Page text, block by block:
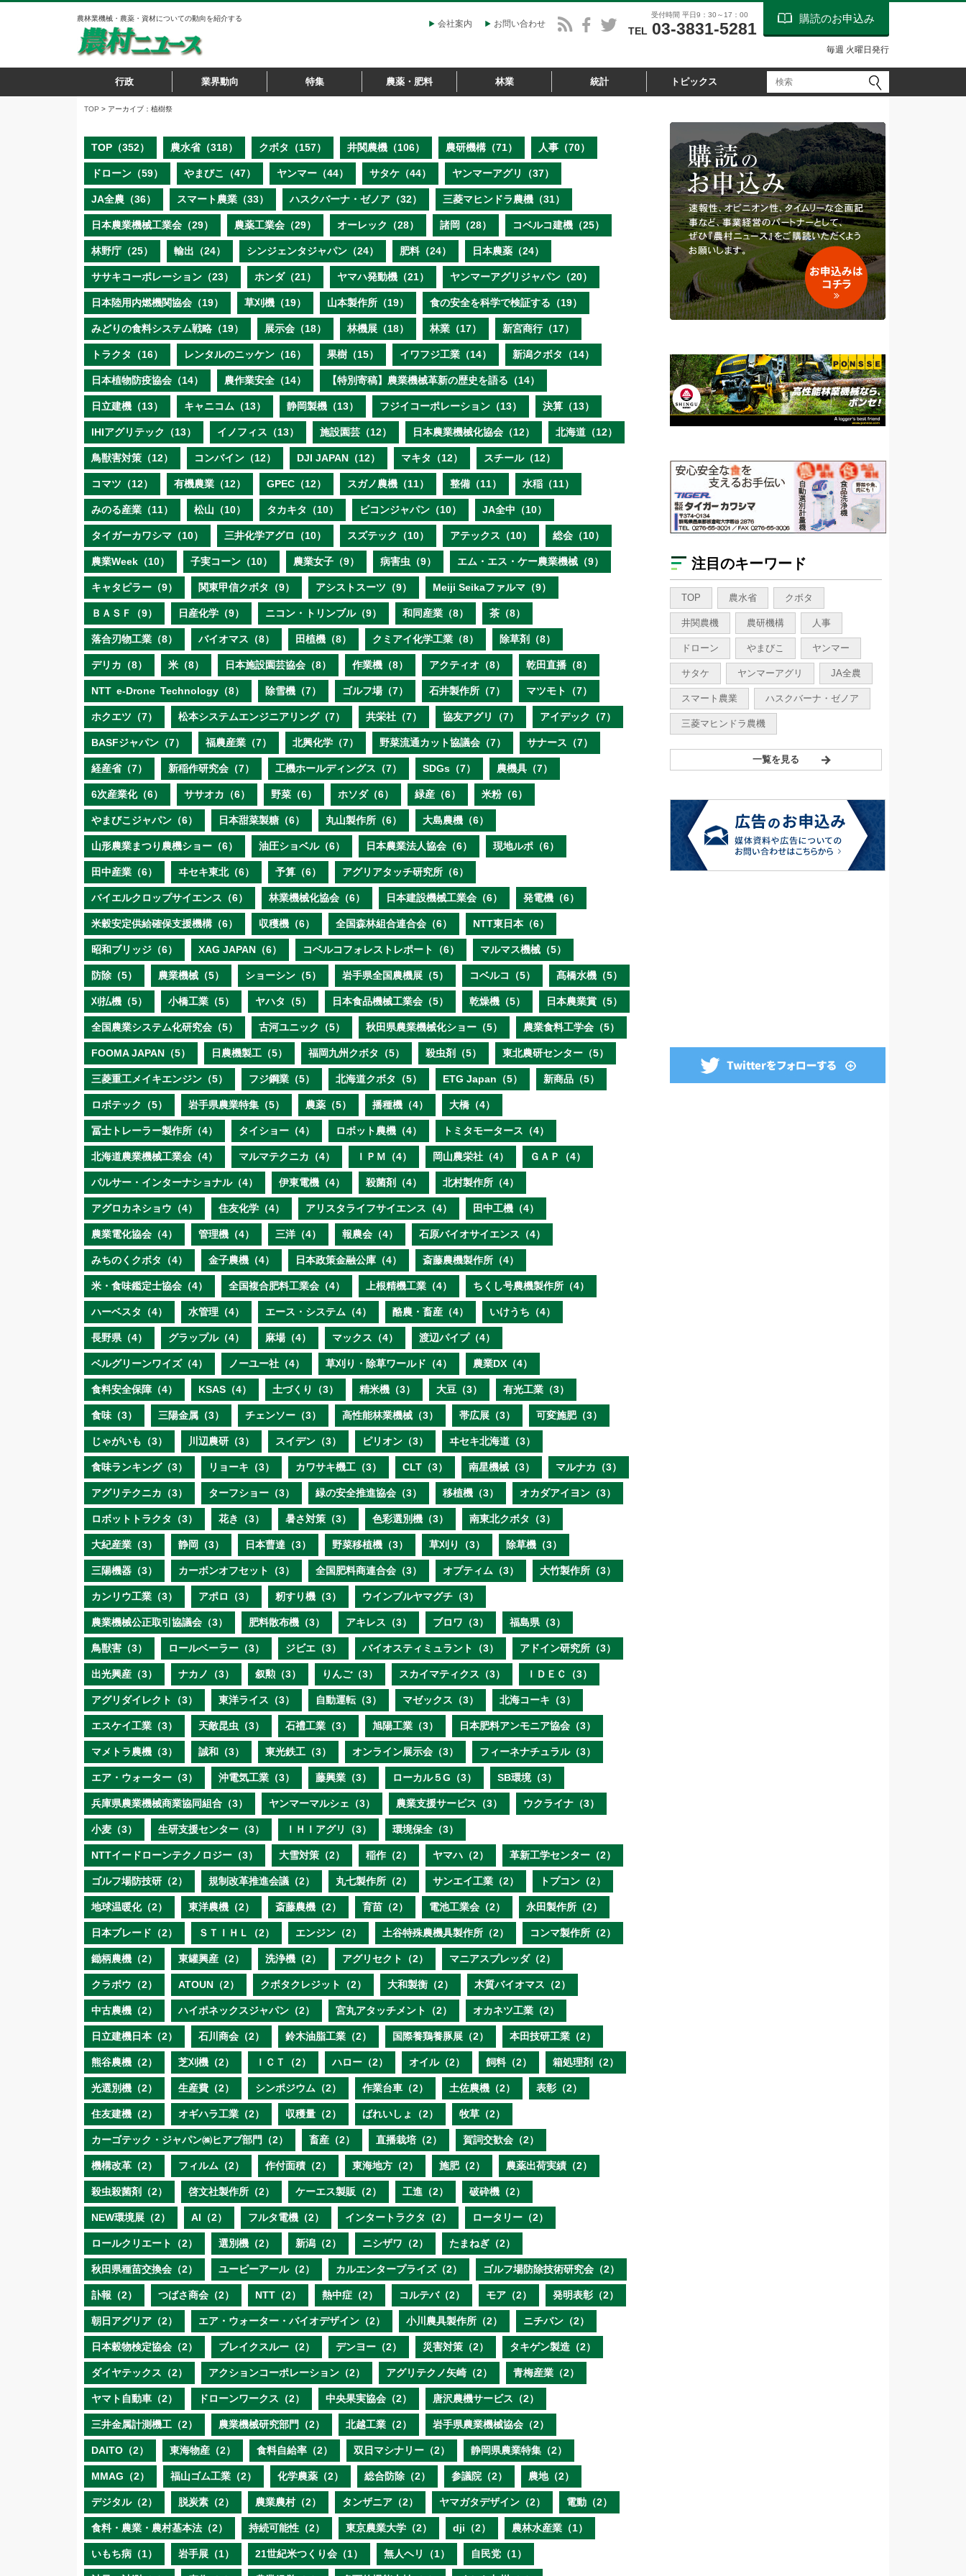
農林業機械・農薬・資材についての動向を紹介する
会社案内 お問い合わせ
受付時間 平日9：30～17：00
TEL 03-3831-5281
購読のお申込み
毎週 火曜日発行
行政 業界動向 特集 農薬・肥料 林業 統計 トピックス
TOP > アーカイブ：植樹祭
TOP（352） 農水省（318） クボタ（157） 井関農機（106） 農研機構（71） 人事（70）
ドローン（59） やまびこ（47） ヤンマー（44） サタケ（44） ヤンマーアグリ（37）
JA全農（36） スマート農業（33） ハスクバーナ・ゼノア（32） 三菱マヒンドラ農機（31）
日本農業機械工業会（29） 農薬工業会（29） オーレック（28） 諸岡（28） コベルコ建機（25）
林野庁（25） 輸出（24） シンジェンタジャパン（24） 肥料（24） 日本農薬（24）
ササキコーポレーション（23） ホンダ（21） ヤマハ発動機（21） ヤンマーアグリジャパン（20）
日本陸用内燃機関協会（19） 草刈機（19） 山本製作所（19） 食の安全を科学で検証する（19）
みどりの食料システム戦略（19） 展示会（18） 林機展（18） 林業（17） 新宮商行（17）
トラクタ（16） レンタルのニッケン（16） 果樹（15） イワフジ工業（14） 新潟クボタ（14）
日本植物防疫協会（14） 農作業安全（14） 【特別寄稿】農業機械革新の歴史を語る（14）
日立建機（13） キャニコム（13） 静岡製機（13） フジイコーポレーション（13） 決算（13）
IHIアグリテック（13） イノフィス（13） 施設園芸（12） 日本農業機械化協会（12） 北海道（12）
鳥獣害対策（12） コンバイン（12） DJI JAPAN（12） マキタ（12） スチール（12）
コマツ（12） 有機農業（12） GPEC（12） スガノ農機（11） 整備（11） 水稲（11）
みのる産業（11） 松山（10） タカキタ（10） ビコンジャパン（10） JA全中（10）
タイガーカワシマ（10） 三井化学アグロ（10） スズテック（10） アテックス（10） 総会（10）
農業Week（10） 子実コーン（10） 農業女子（9） 病害虫（9） エム・エス・ケー農業機械（9）
キャタピラー（9） 関東甲信クボタ（9） アシストスーツ（9） Meiji Seikaファルマ（9）
ＢＡＳＦ（9） 日産化学（9） ニコン・トリンブル（9） 和同産業（8） 茶（8）
落合刃物工業（8） バイオマス（8） 田植機（8） クミアイ化学工業（8） 除草剤（8）
デリカ（8） 米（8） 日本施設園芸協会（8） 作業機（8） アクティオ（8） 乾田直播（8）
NTT e‐Drone Technology（8） 除雪機（7） ゴルフ場（7） 石井製作所（7） マツモト（7）
ホクエツ（7） 松本システムエンジニアリング（7） 共栄社（7） 協友アグリ（7） アイデック（7）
BASFジャパン（7） 福農産業（7） 北興化学（7） 野菜流通カット協議会（7） サナース（7）
経産省（7） 新稲作研究会（7） 工機ホールディングス（7） SDGs（7） 農機具（7）
6次産業化（6） ササオカ（6） 野菜（6） ホソダ（6） 緑産（6） 米粉（6）
やまびこジャパン（6） 日本甜菜製糖（6） 丸山製作所（6） 大島農機（6）
山形農業まつり農機ショー（6） 油圧ショベル（6） 日本農業法人協会（6） 現地ルポ（6）
田中産業（6） ヰセキ東北（6） 予算（6） アグリアタッチ研究所（6）
バイエルクロップサイエンス（6） 林業機械化協会（6） 日本建設機械工業会（6） 発電機（6）
米穀安定供給確保支援機構（6） 収穫機（6） 全国森林組合連合会（6） NTT東日本（6）
昭和ブリッジ（6） XAG JAPAN（6） コベルコフォレストレポート（6） マルマス機械（5）
防除（5） 農業機械（5） ショーシン（5） 岩手県全国農機展（5） コベルコ（5） 髙橋水機（5）
刈払機（5） 小橋工業（5） ヤハタ（5） 日本食品機械工業会（5） 乾燥機（5） 日本農業賞（5）
全国農業システム化研究会（5） 古河ユニック（5） 秋田県農業機械化ショー（5） 農業食料工学会（5）
FOOMA JAPAN（5） 日農機製工（5） 福岡九州クボタ（5） 殺虫剤（5） 東北農研センター（5）
三菱重工メイキエンジン（5） フジ鋼業（5） 北海道クボタ（5） ETG Japan（5） 新商品（5）
ロボテック（5） 岩手県農業特集（5） 農薬（5） 播種機（4） 大橋（4）
冨士トレーラー製作所（4） タイショー（4） ロボット農機（4） トミタモータース（4）
北海道農業機械工業会（4） マルマテクニカ（4） ＩＰＭ（4） 岡山農栄社（4） ＧＡＰ（4）
パルサー・インターナショナル（4） 伊東電機（4） 殺菌剤（4） 北村製作所（4）
アグロカネショウ（4） 住友化学（4） アリスタライフサイエンス（4） 田中工機（4）
農業電化協会（4） 管理機（4） 三洋（4） 報農会（4） 石原バイオサイエンス（4）
みちのくクボタ（4） 金子農機（4） 日本政策金融公庫（4） 斎藤農機製作所（4）
米・食味鑑定士協会（4） 全国複合肥料工業会（4） 上根精機工業（4） ちくし号農機製作所（4）
ハーベスタ（4） 水管理（4） エース・システム（4） 酪農・畜産（4） いけうち（4）
長野県（4） グラップル（4） 麻場（4） マックス（4） 渡辺パイプ（4）
ベルグリーンワイズ（4） ノーユー社（4） 草刈り・除草ワールド（4） 農業DX（4）
食料安全保障（4） KSAS（4） 土づくり（3） 精米機（3） 大豆（3） 有光工業（3）
食味（3） 三陽金属（3） チェンソー（3） 高性能林業機械（3） 帯広展（3） 可変施肥（3）
じゃがいも（3） 川辺農研（3） スイデン（3） ピリオン（3） ヰセキ北海道（3）
食味ランキング（3） リョーキ（3） カワサキ機工（3） CLT（3） 南星機械（3） マルナカ（3）
アグリテクニカ（3） ターフショー（3） 緑の安全推進協会（3） 移植機（3） オカダアイヨン（3）
ロボットトラクタ（3） 花き（3） 暑さ対策（3） 色彩選別機（3） 南東北クボタ（3）
大紀産業（3） 静岡（3） 日本曹達（3） 野菜移植機（3） 草刈り（3） 除草機（3）
三陽機器（3） カーボンオフセット（3） 全国肥料商連合会（3） オプティム（3） 大竹製作所（3）
カンリウ工業（3） アポロ（3） 籾すり機（3） ウインブルヤマグチ（3）
農業機械公正取引協議会（3） 肥料散布機（3） アキレス（3） ブロワ（3） 福島県（3）
鳥獣害（3） ロールベーラー（3） ジビエ（3） バイオスティミュラント（3） アドイン研究所（3）
出光興産（3） ナカノ（3） 叙勲（3） りんご（3） スカイマティクス（3） ＩＤＥＣ（3）
アグリダイレクト（3） 東洋ライス（3） 自動運転（3） マゼックス（3） 北海コーキ（3）
エスケイ工業（3） 天敵昆虫（3） 石禮工業（3） 旭陽工業（3） 日本肥料アンモニア協会（3）
マメトラ農機（3） 誠和（3） 東光鉄工（3） オンライン展示会（3） フィーネナチュラル（3）
エア・ウォーター（3） 沖電気工業（3） 藤興業（3） ローカル５G（3） SB環境（3）
兵庫県農業機械商業協同組合（3） ヤンマーマルシェ（3） 農業支援サービス（3） ウクライナ（3）
小麦（3） 生研支援センター（3） ＩＨＩアグリ（3） 環境保全（3）
NTTイードローンテクノロジー（3） 大雪対策（2） 稲作（2） ヤマハ（2） 革新工学センター（2）
ゴルフ場防技研（2） 規制改革推進会議（2） 丸七製作所（2） サンエイ工業（2） トプコン（2）
地球温暖化（2） 東洋農機（2） 斎藤農機（2） 育苗（2） 電池工業会（2） 永田製作所（2）
日本ブレード（2） ＳＴＩＨＬ（2） エンジン（2） 土谷特殊農機具製作所（2） コンマ製作所（2）
鋤柄農機（2） 東罐興産（2） 洗浄機（2） アグリセクト（2） マニアスプレッダ（2）
クラボウ（2） ATOUN（2） クボタクレジット（2） 大和製衡（2） 木質バイオマス（2）
中古農機（2） ハイポネックスジャパン（2） 宮丸アタッチメント（2） オカネツ工業（2）
日立建機日本（2） 石川商会（2） 鈴木油脂工業（2） 国際養鶏養豚展（2） 本田技研工業（2）
熊谷農機（2） 芝刈機（2） ＩＣＴ（2） ハロー（2） オイル（2） 飼料（2） 箱処理剤（2）
光選別機（2） 生産費（2） シンポジウム（2） 作業台車（2） 土佐農機（2） 表彰（2）
住友建機（2） オギハラ工業（2） 収穫量（2） ばれいしょ（2） 牧草（2）
カーゴテック・ジャパン㈱ヒアブ部門（2） 畜産（2） 直播栽培（2） 賀詞交歓会（2）
機構改革（2） フィルム（2） 作付面積（2） 東海地方（2） 施肥（2） 農薬出荷実績（2）
殺虫殺菌剤（2） 啓文社製作所（2） ケーエス製販（2） 工進（2） 破砕機（2）
NEW環境展（2） AI（2） フルタ電機（2） インタートラクタ（2） ロータリー（2）
ロールクリエート（2） 選別機（2） 新潟（2） ニシザワ（2） たまねぎ（2）
秋田県種苗交換会（2） ユーピーアール（2） カルエンタープライズ（2） ゴルフ場防除技術研究会（2）
訃報（2） つばさ商会（2） NTT（2） 熱中症（2） コルテバ（2） モア（2） 発明表彰（2）
朝日アグリア（2） エア・ウォーター・バイオデザイン（2） 小川農具製作所（2） ニチバン（2）
日本穀物検定協会（2） ブレイクスルー（2） デンヨー（2） 災害対策（2） タキゲン製造（2）
ダイヤテックス（2） アクションコーポレーション（2） アグリテクノ矢崎（2） 青梅産業（2）
ヤマト自動車（2） ドローンワークス（2） 中央果実協会（2） 唐沢農機サービス（2）
三井金属計測機工（2） 農業機械研究部門（2） 北越工業（2） 岩手県農業機械協会（2）
DAITO（2） 東海物産（2） 食料自給率（2） 双日マシナリー（2） 静岡県農業特集（2）
MMAG（2） 福山ゴム工業（2） 化学農薬（2） 総合防除（2） 参議院（2） 農地（2）
デジタル（2） 脱炭素（2） 農業農村（2） タンザニア（2） ヤマガタデザイン（2） 電動（2）
食料・農業・農村基本法（2） 持続可能性（2） 東京農業大学（2） dji（2） 農林水産業（1）
いもち病（1） 岩手展（1） 21世紀米つくり会（1） 無人ヘリ（1） 自民党（1）
注目のキーワード
TOP 農水省 クボタ
井関農機 農研機構 人事
ドローン やまびこ ヤンマー
サタケ ヤンマーアグリ JA全農
スマート農業 ハスクバーナ・ゼノア
三菱マヒンドラ農機
一覧を見る